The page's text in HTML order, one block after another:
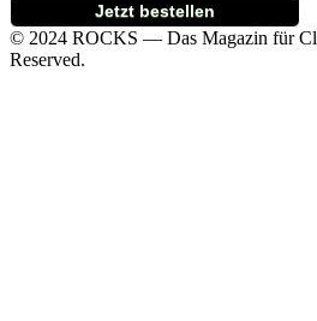
Jetzt bestellen
© 2024 ROCKS — Das Magazin für
Reserved.